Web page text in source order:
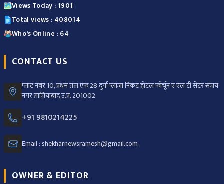
Views Today : 1901
Total views : 408014
Who's Online : 64
CONTACT US
प्लाट नंबर 10, प्रथम तल.एफ 28 दुर्गा प्लाजा निकट होटल फॉर्चून ए एल टी सेंटर संजय
नगर ग़ाज़ियाबाद उ.प्र. 201002
+91 9810214225
Email : shekharnewsramesh@gmail.com
OWNER & EDITOR